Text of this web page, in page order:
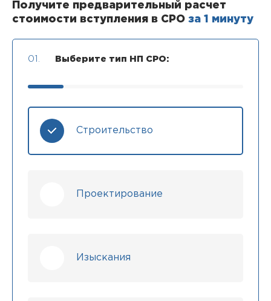
Получите предварительный расчет
стоимости вступления в СРО за 1 минуту
01. Выберите тип НП СРО:
Строительство
Проектирование
Изыскания